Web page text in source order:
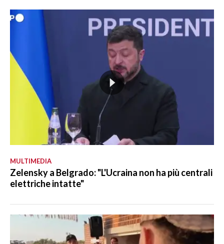
MULTIMEDIA
Zelensky a Belgrado: "L'Ucraina non ha più centrali
elettriche intatte"